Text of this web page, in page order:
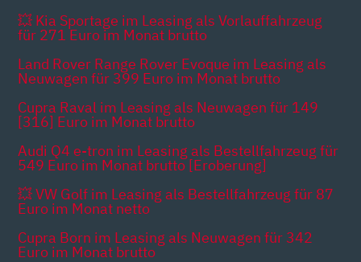
💥 Kia Sportage im Leasing als Vorlauffahrzeug
für 271 Euro im Monat brutto
Land Rover Range Rover Evoque im Leasing als
Neuwagen für 399 Euro im Monat brutto
Cupra Raval im Leasing als Neuwagen für 149
[316] Euro im Monat brutto
Audi Q4 e-tron im Leasing als Bestellfahrzeug für
549 Euro im Monat brutto [Eroberung]
💥 VW Golf im Leasing als Bestellfahrzeug für 87
Euro im Monat netto
Cupra Born im Leasing als Neuwagen für 342
Euro im Monat brutto